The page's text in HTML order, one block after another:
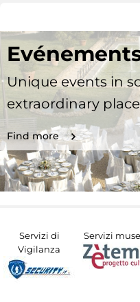
Unique events in
extraordinary
Find more
Servizi di
Vigilanza
Servizi